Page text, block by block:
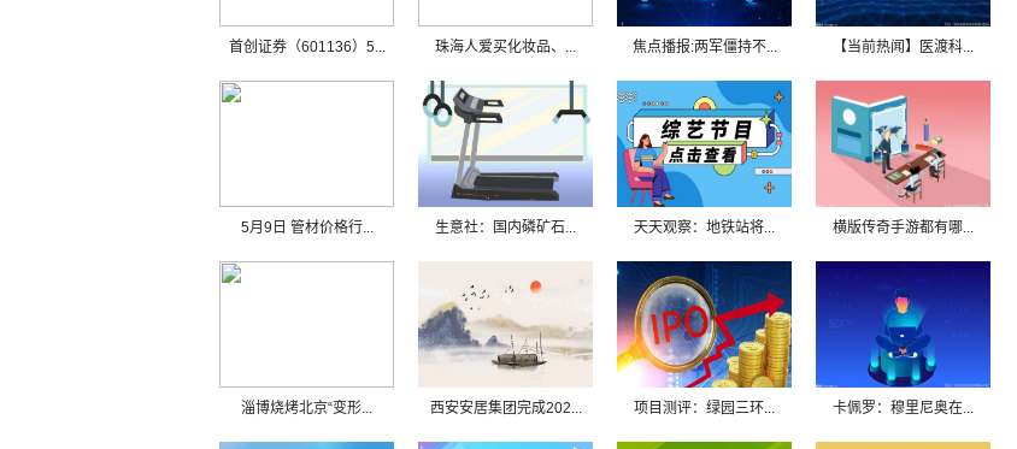
首创证券（601136）5... 珠海人爱买化妆品、... 焦点播报:两军僵持不... 【当前热闻】医渡科...
5月9日 管材价格行... 生意社：国内磷矿石... 天天观察：地铁站将... 横版传奇手游都有哪...
淄博烧烤北京“变形... 西安安居集团完成202... 项目测评：绿园三环... 卡佩罗：穆里尼奥在...